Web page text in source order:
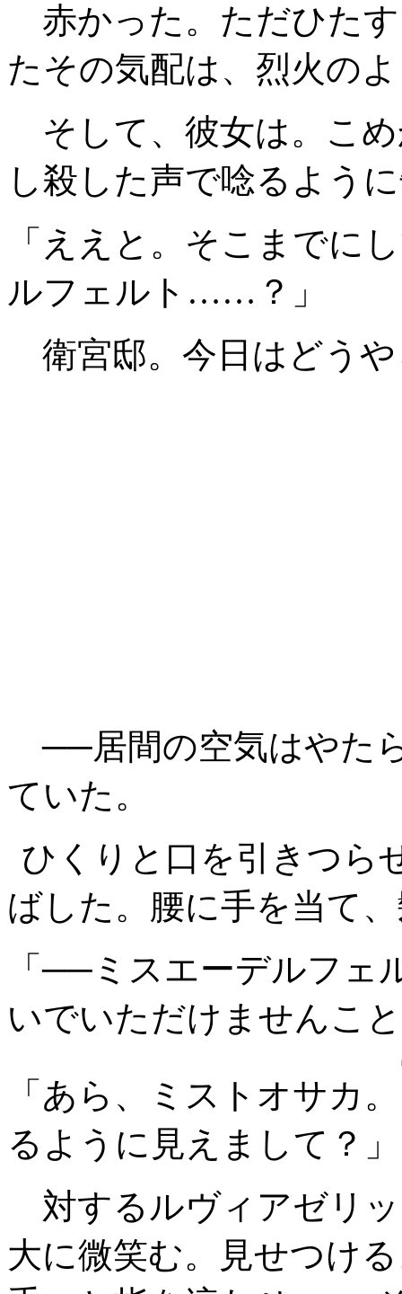
赤かった。ただひた
たその気配は、烈火の
そして、彼女は。こ
し殺した声で唸るよう
「ええと。そこまでに
ルフェルト……？」
衛宮邸。今日はどう
──居間の空気はやた
ていた。
ひくりと口を引きつら
ばした。腰に手を当て
「──ミスエーデルフ
いでいただけませんこ
「あら、ミストオサカ。
るように見えまして？」
対するルヴィアゼリ
大に微笑む。見せつけ